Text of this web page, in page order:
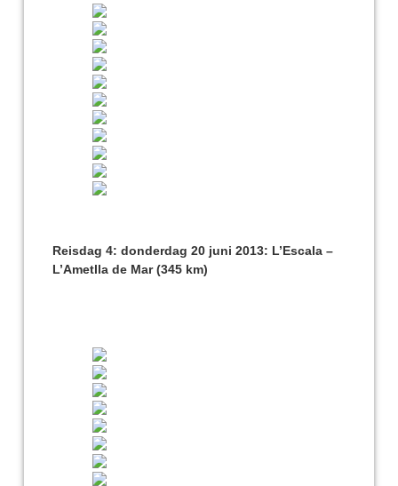
Reisdag 4: donderdag 20 juni 2013: L’Escala –
L’Ametlla de Mar (345 km)